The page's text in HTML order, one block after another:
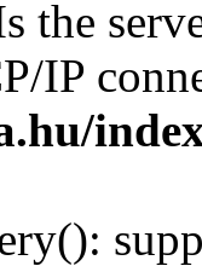
the
IP